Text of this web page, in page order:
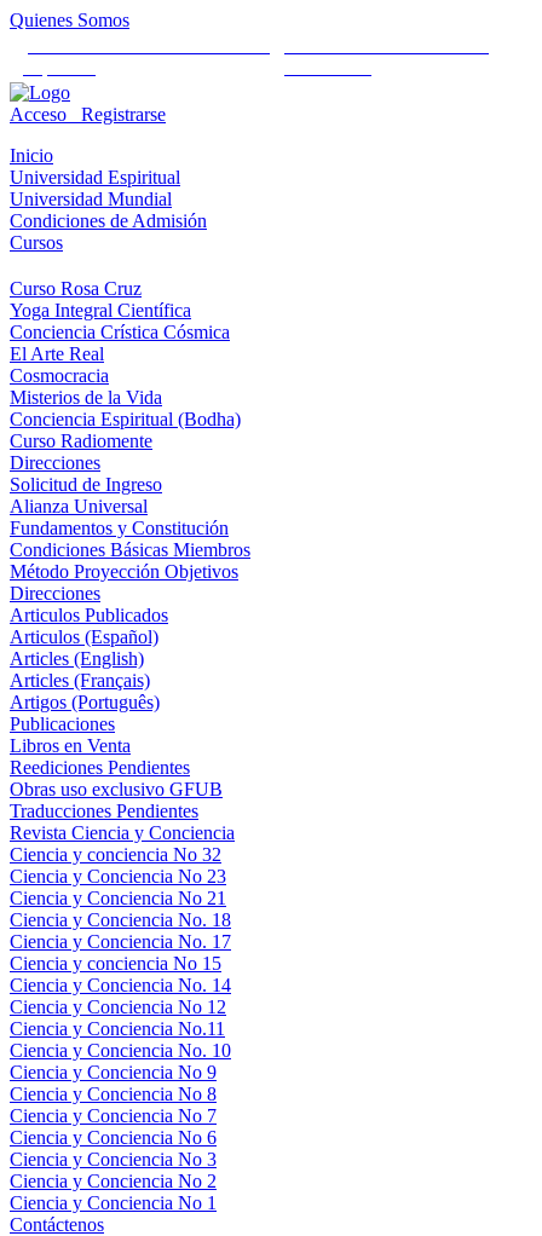
Quienes Somos
Acceso
Registrarse
Inicio
Universidad Espiritual
Universidad Mundial
Condiciones de Admisión
Cursos
Curso Rosa Cruz
Yoga Integral Científica
Conciencia Crística Cósmica
El Arte Real
Cosmocracia
Misterios de la Vida
Conciencia Espiritual (Bodha)
Curso Radiomente
Direcciones
Solicitud de Ingreso
Alianza Universal
Fundamentos y Constitución
Condiciones Básicas Miembros
Método Proyección Objetivos
Direcciones
Articulos Publicados
Articulos (Español)
Articles (English)
Articles (Français)
Artigos (Português)
Publicaciones
Libros en Venta
Reediciones Pendientes
Obras uso exclusivo GFUB
Traducciones Pendientes
Revista Ciencia y Conciencia
Ciencia y conciencia No 32
Ciencia y Conciencia No 23
Ciencia y Conciencia No 21
Ciencia y Conciencia No. 18
Ciencia y Conciencia No. 17
Ciencia y conciencia No 15
Ciencia y Conciencia No. 14
Ciencia y Conciencia No 12
Ciencia y Conciencia No.11
Ciencia y Conciencia No. 10
Ciencia y Conciencia No 9
Ciencia y Conciencia No 8
Ciencia y Conciencia No 7
Ciencia y Conciencia No 6
Ciencia y Conciencia No 3
Ciencia y Conciencia No 2
Ciencia y Conciencia No 1
Contáctenos